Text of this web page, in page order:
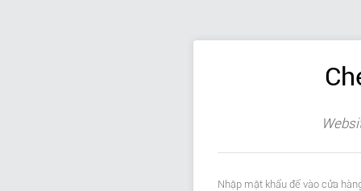
Nhập mật khẩu để vào cửa